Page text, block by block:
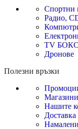
Спортни
Радио,
TV БОКС
Дронове
Полезни връзки
Магазини
Нашите